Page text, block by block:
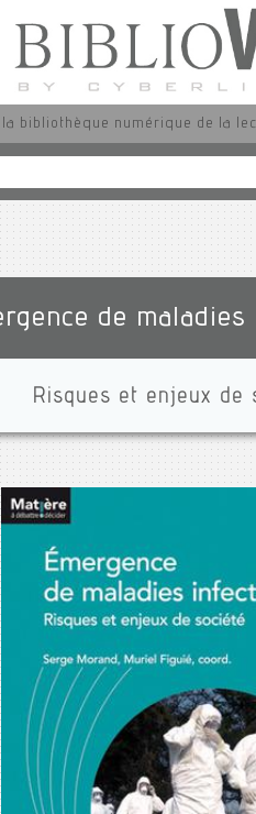
la bibliothèque numérique de la
de
Risques et enjeux de